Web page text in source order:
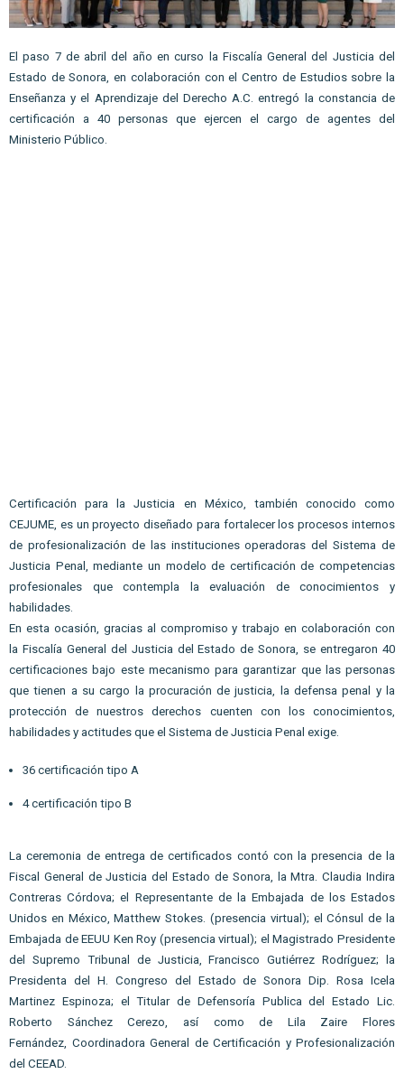
El paso 7 de abril del año en curso la Fiscalía General del Justicia del
Estado de Sonora, en colaboración con el Centro de Estudios sobre la
Enseñanza y el Aprendizaje del Derecho A.C. entregó la constancia de
certificación a 40 personas que ejercen el cargo de agentes del
Ministerio Público.
Certificación para la Justicia en México, también conocido como
CEJUME, es un proyecto diseñado para fortalecer los procesos internos
de profesionalización de las instituciones operadoras del Sistema de
Justicia Penal, mediante un modelo de certificación de competencias
profesionales que contempla la evaluación de conocimientos y
habilidades.
En esta ocasión, gracias al compromiso y trabajo en colaboración con
la Fiscalía General del Justicia del Estado de Sonora, se entregaron 40
certificaciones bajo este mecanismo para garantizar que las personas
que tienen a su cargo la procuración de justicia, la defensa penal y la
protección de nuestros derechos cuenten con los conocimientos,
habilidades y actitudes que el Sistema de Justicia Penal exige.
36 certificación tipo A
4 certificación tipo B
La ceremonia de entrega de certificados contó con la presencia de la
Fiscal General de Justicia del Estado de Sonora, la Mtra. Claudia Indira
Contreras Córdova; el Representante de la Embajada de los Estados
Unidos en México, Matthew Stokes. (presencia virtual); el Cónsul de la
Embajada de EEUU Ken Roy (presencia virtual); el Magistrado Presidente
del Supremo Tribunal de Justicia, Francisco Gutiérrez Rodríguez; la
Presidenta del H. Congreso del Estado de Sonora Dip. Rosa Icela
Martinez Espinoza; el Titular de Defensoría Publica del Estado Lic.
Roberto Sánchez Cerezo, así como de Lila Zaire Flores
Fernández, Coordinadora General de Certificación y Profesionalización
del CEEAD.